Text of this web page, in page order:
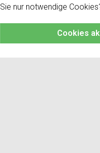
Sie nur notwendige
Cookies